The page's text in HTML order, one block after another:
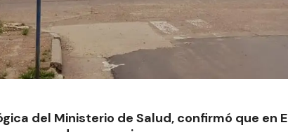
del Ministerio de Salud, confirmó que en